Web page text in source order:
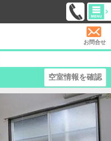
お問合せ
空室情報を確認